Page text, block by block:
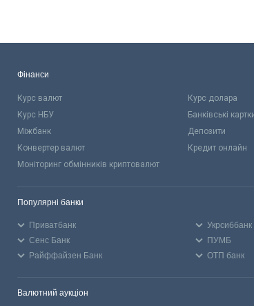
Фінанси
Курс валют Курс долара
Курс НБУ
Банківські
Міжбанк
Депозити
Конвертер валют
Кредит онлайн
Моніторинг обмінників криптовалют
Популярні банки
Приватбанк Укрсиббанк
Сенс Банк
ПУМБ
Райффайзен Банк
ОТП банк
Валютний аукціон